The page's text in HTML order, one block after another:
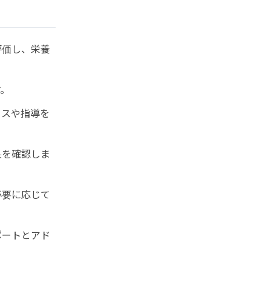
し、栄養
や指導を
確認しま
に応じて
トとアド